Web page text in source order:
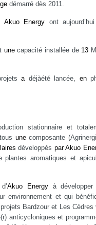
démarré dès 2011.
Akuo Energy ont
unecapacité installée de 13
adéjàété lancée, en
stationnaire et
unecomposante
développés par Akuo
plantes aromatiques et
Akuo Energy à
environnement et qui
projets Bardzour et Les Cèdres
anticycloniques et